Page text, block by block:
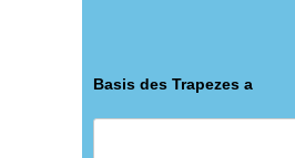
Basis des Trapezes a